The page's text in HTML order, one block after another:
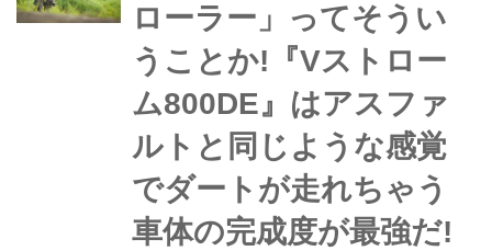
ローラー」ってそうい
うことか!『Vストロー
ム800DE』はアスファ
ルトと同じような感覚
でダートが走れちゃう
車体の完成度が最強だ!